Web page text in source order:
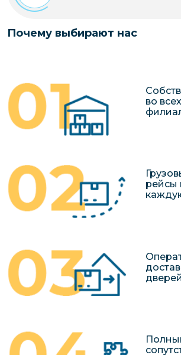
Почему выбирают нас
во
рейсы